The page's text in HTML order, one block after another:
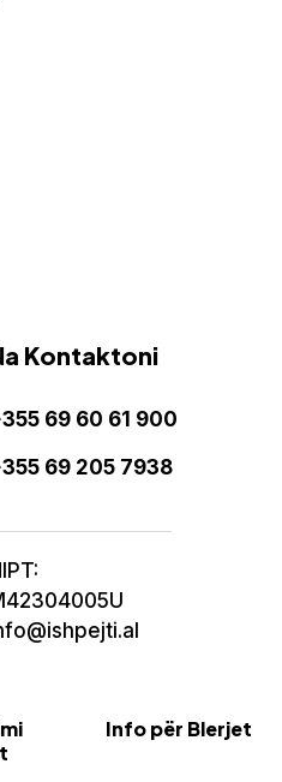
Kontaktoni
69 60 61 900
69 205 7938
Info për Blerjet